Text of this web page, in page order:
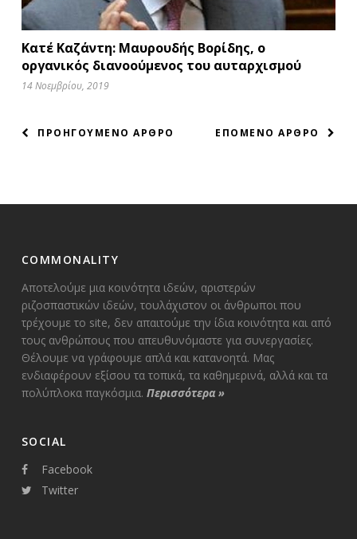
Κατέ Καζάντη: Μαυρουδής Βορίδης, ο
οργανικός διανοούμενος του αυταρχισμού
14 Νοεμβρίου, 2019
ΠΛΟΗΓΗΣΗ
ΕΠΟΜΕΝΟ ΑΡΘΡΟ
ΠΡΟΗΓΟΥΜΕΝΟ ΑΡΘΡΟ
COMMONALITY
Αποτελούμε μια κοινότητα ιδεών, αριστερών
ριζοσπαστικών ιδεών, τουλάχιστον οι άνθρωποι που
τρέχουμε το site, δεν απαιτούμε την ίδια κοινότητα και από
τους ανθρώπους που απευθυνόμαστε για συνεργασίες.
Θέλουμε να γράφουμε απλά και κατανοητά. Μας
ενδιαφέρουν εξίσου τα τοπικά, τα καθημερινά, αλλά και τα
πολύπλοκα παγκόσμια. Περισσότερα»
SOCIAL
Facebook
Twitter